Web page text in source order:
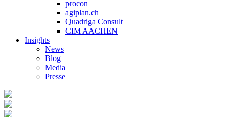
procon
agiplan.ch
Quadriga Consult
CIM AACHEN
Insights
News
Blog
Media
Presse